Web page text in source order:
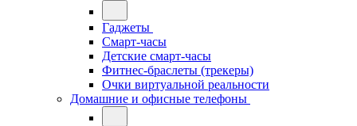
Гаджеты
Смарт-часы
Детские смарт-часы
Фитнес-браслеты (трекеры)
Очки виртуальной реальности
Домашние и офисные телефоны